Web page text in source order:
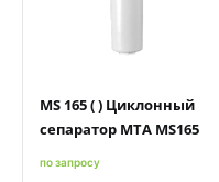
MS 165 ( ) Циклонный
сепаратор MTA MS165
по запросу